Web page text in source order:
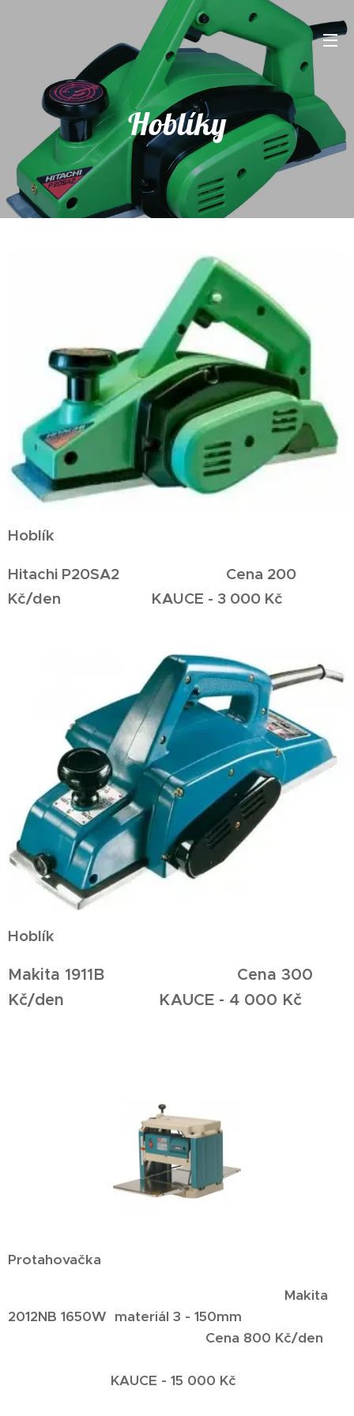
Hoblíky
Hoblík
Hitachi P20SA2 Cena 200
Kč/den KAUCE - 3 000 Kč
Hoblík
Makita 1911B Cena 300
Kč/den KAUCE - 4 000 Kč
Protahovačka
Makita
2012NB 1650W materiál 3 - 150mm
Cena 800 Kč/den
KAUCE - 15 000 Kč